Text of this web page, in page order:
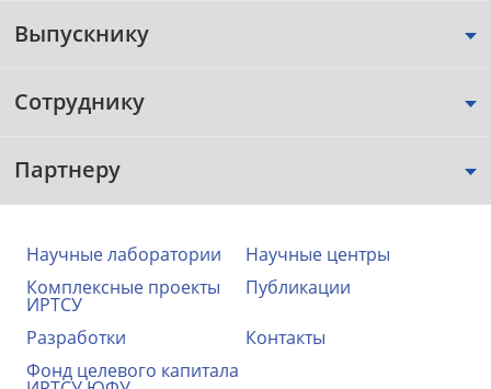
Выпускнику
Сотруднику
Партнеру
Научные лаборатории
Научные центры
Комплексные проекты
ИРТСУ
Публикации
Разработки
Контакты
Фонд целевого капитала